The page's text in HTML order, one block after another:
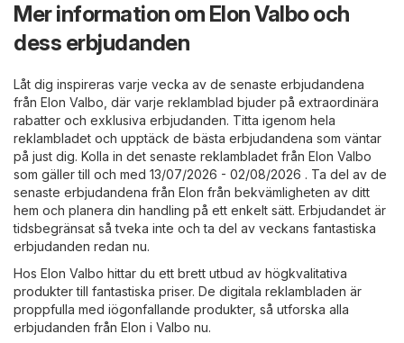
Mer information om Elon Valbo och
dess erbjudanden
Låt dig inspireras varje vecka av de senaste erbjudandena
från Elon Valbo, där varje reklamblad bjuder på extraordinära
rabatter och exklusiva erbjudanden. Titta igenom hela
reklambladet och upptäck de bästa erbjudandena som väntar
på just dig. Kolla in det senaste reklambladet från Elon Valbo
som gäller till och med 13/07/2026 - 02/08/2026 . Ta del av de
senaste erbjudandena från Elon från bekvämligheten av ditt
hem och planera din handling på ett enkelt sätt. Erbjudandet är
tidsbegränsat så tveka inte och ta del av veckans fantastiska
erbjudanden redan nu.
Hos Elon Valbo hittar du ett brett utbud av högkvalitativa
produkter till fantastiska priser. De digitala reklambladen är
proppfulla med iögonfallande produkter, så utforska alla
erbjudanden från Elon i Valbo nu.